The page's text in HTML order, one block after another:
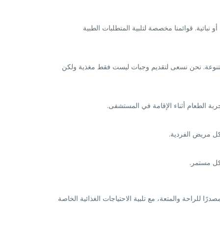
نباتية. قوائمنا مخصصة لتلبية المتطلبات الطبية
نحن نسعى لتقديم وجبات ليست فقط مغذية ولكن
الطعام أثناء الإقامة في المستشفى.
مريض الفردية.
مستمر.
والمتعة، مع تلبية الاحتياجات الغذائية الخاصة